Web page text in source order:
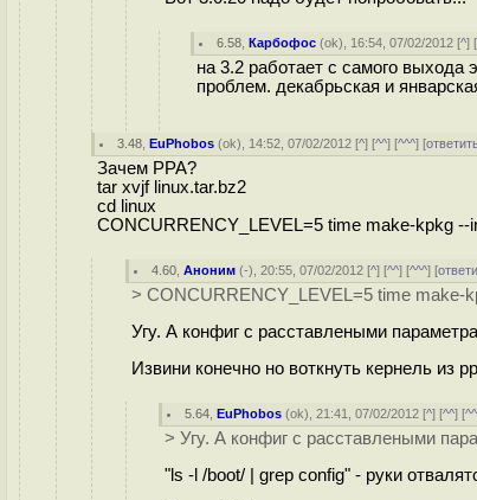
6.58 ,Карбофос (ok), 16:54, 07/02/2012 [^] [
на 3.2 работает с самого выхода
проблем. декабрьская и
3.48 ,EuPhobos (ok), 14:52, 07/02/2012 [^] [^^] [^^^] [
Зачем PPA?
tar xvjf linux.tar.bz2
cd linux
CONCURRENCY_LEVEL=5 time make-kpkg --
4.60 ,Аноним (-), 20:55, 07/02/2012 [^] [^^] [^^^] [
> CONCURRENCY_LEVEL=5 time make-
Угу. А конфиг с расставлеными
Извини конечно но воткнуть кернель из
5.64 ,EuPhobos (ok), 21:41, 07/02/2012 [^] [^^] [
> Угу. А конфиг с расставлеными
"ls -l /boot/ | grep config" - руки